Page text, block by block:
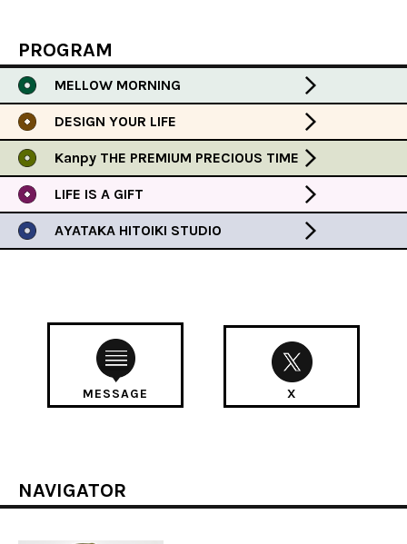
PROGRAM
MELLOW MORNING
DESIGN YOUR LIFE
Kanpy THE PREMIUM PRECIOUS TIME
LIFE IS A GIFT
AYATAKA HITOIKI STUDIO
MESSAGE X
NAVIGATOR